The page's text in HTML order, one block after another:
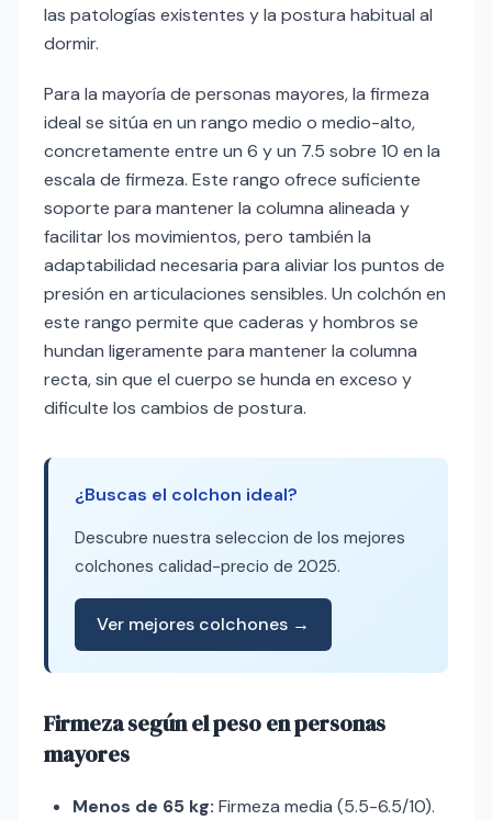
las patologías existentes y la postura habitual al
dormir.
Para la mayoría de personas mayores, la firmeza
ideal se sitúa en un rango medio o medio-alto,
concretamente entre un 6 y un 7.5 sobre 10 en la
escala de firmeza. Este rango ofrece suficiente
soporte para mantener la columna alineada y
facilitar los movimientos, pero también la
adaptabilidad necesaria para aliviar los puntos de
presión en articulaciones sensibles. Un colchón en
este rango permite que caderas y hombros se
hundan ligeramente para mantener la columna
recta, sin que el cuerpo se hunda en exceso y
dificulte los cambios de postura.
¿Buscas el colchon ideal?
Descubre nuestra seleccion de los mejores
colchones calidad-precio de 2025.
Ver mejores colchones →
Firmeza según el peso en personas
mayores
Menos de 65 kg: Firmeza media (5.5-6.5/10).